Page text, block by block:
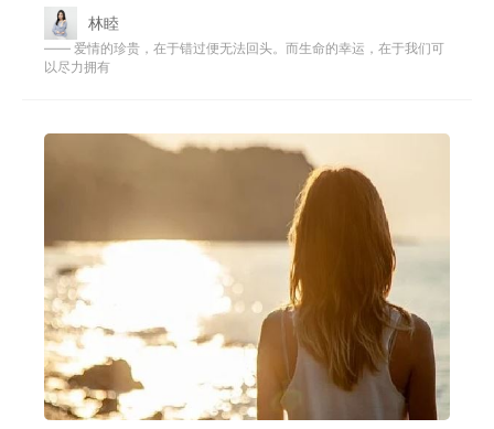
林睦
—— 爱情的珍贵，在于错过便无法回头。而生命的幸运，在于我们可
以尽力拥有